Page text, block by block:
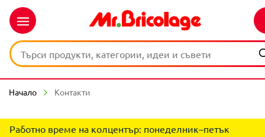
Начало Контакти
Работно време на колцентър: понеделник–петък